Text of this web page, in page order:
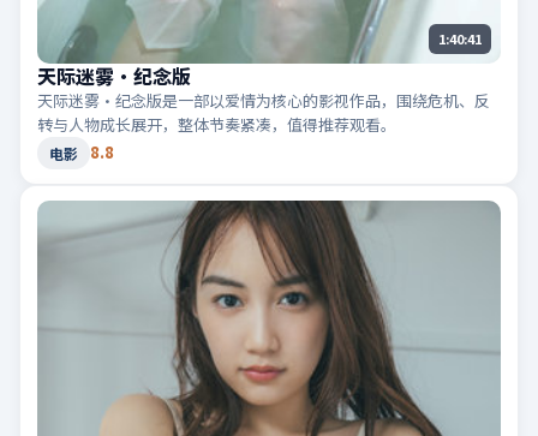
1:40:41
天际迷雾·纪念版
天际迷雾·纪念版是一部以爱情为核心的影视作品，围绕危机、反
转与人物成长展开，整体节奏紧凑，值得推荐观看。
电影 8.8